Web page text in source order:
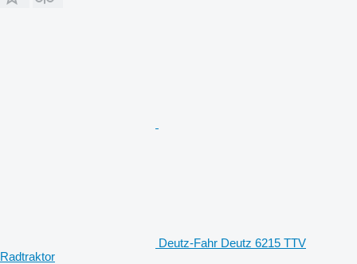
Deutz-Fahr Deutz 6215 TTV
Radtraktor